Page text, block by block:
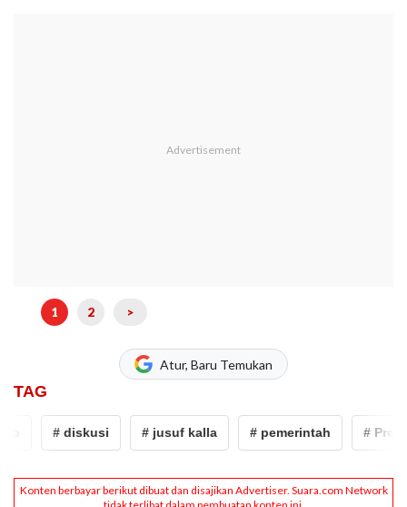
1 2 >
Atur, Baru Temukan
TAG
# diskusi # jusuf kalla # pemerintah #